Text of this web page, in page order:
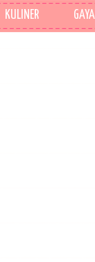
KULINER